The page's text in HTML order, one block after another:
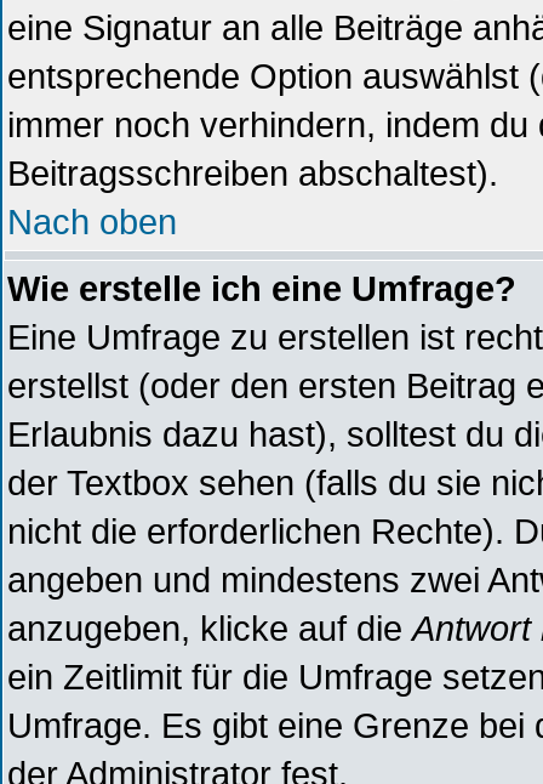
eine Signatur an alle Beiträge
entsprechende Option auswählst
immer noch verhindern, indem
Beitragsschreiben abschaltest).
Nach oben
Wie erstelle ich eine Umfrage?
Eine Umfrage zu erstellen ist
erstellst (oder den ersten Beitrag
Erlaubnis dazu hast), solltest du
der Textbox sehen (falls du sie
nicht die erforderlichen Rechte).
angeben und mindestens zwei
anzugeben, klicke auf dieAntwort
ein Zeitlimit für die Umfrage
Umfrage. Es gibt eine Grenze bei
der Administrator fest.